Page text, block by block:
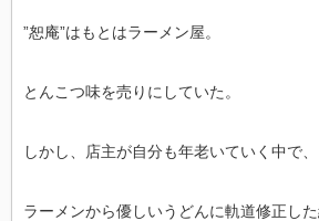
”恕庵”はもとはラーメン屋。
とんこつ味を売りにしていた。
しかし、店主が自分も年老いていく中で、
ラーメンから優しいうどんに軌道修正した